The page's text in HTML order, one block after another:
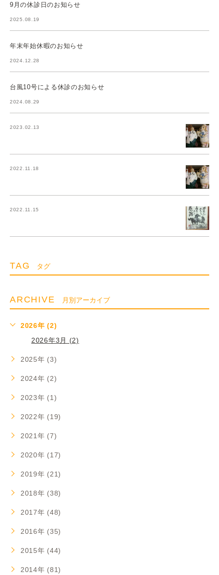
9月の休診日のお知らせ
2025.08.19
年末年始休暇のお知らせ
2024.12.28
台風10号による休診のお知らせ
2024.08.29
2023.02.13
2022.11.18
2022.11.15
TAG タグ
ARCHIVE 月別アーカイブ
2026年 (2)
2026年3月 (2)
2025年 (3)
2024年 (2)
2023年 (1)
2022年 (19)
2021年 (7)
2020年 (17)
2019年 (21)
2018年 (38)
2017年 (48)
2016年 (35)
2015年 (44)
2014年 (81)